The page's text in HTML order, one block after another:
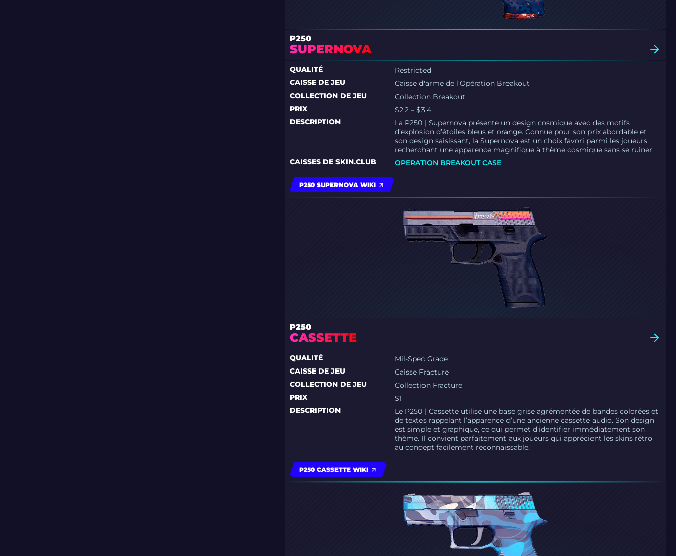
P250
SUPERNOVA
QUALITÉ
Restricted
CAISSE DE JEU
Caisse d'arme de l'Opération Breakout
COLLECTION DE JEU
Collection Breakout
PRIX
$2.2 – $3.4
DESCRIPTION
La P250 | Supernova présente un design cosmique avec des motifs
d’explosion d’étoiles bleus et orange. Connue pour son prix abordable et
son design saisissant, la Supernova est un choix favori parmi les joueurs
recherchant une apparence magnifique à thème cosmique sans se ruiner.
CAISSES DE SKIN.CLUB
OPERATION BREAKOUT CASE
P250 SUPERNOVA WIKI
P250
CASSETTE
QUALITÉ
Mil-Spec Grade
CAISSE DE JEU
Caisse Fracture
COLLECTION DE JEU
Collection Fracture
PRIX
$1
DESCRIPTION
Le P250 | Cassette utilise une base grise agrémentée de bandes colorées et
de textes rappelant l’apparence d’une ancienne cassette audio. Son design
est simple et graphique, ce qui permet d’identifier immédiatement son
thème. Il convient parfaitement aux joueurs qui apprécient les skins rétro
au concept facilement reconnaissable.
P250 CASSETTE WIKI